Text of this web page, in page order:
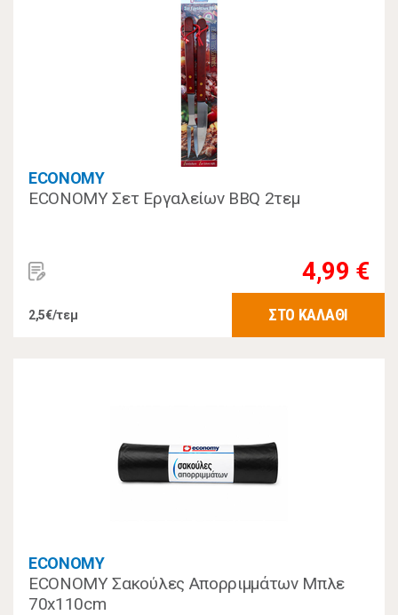
ECONOMY
ECONOMY Σετ Εργαλείων BBQ 2τεμ
4,99 €
2,5€/τεμ ΣΤΟ ΚΑΛΑΘΙ
ECONOMY
ECONOMY Σακούλες Απορριμμάτων Μπλε
70x110cm